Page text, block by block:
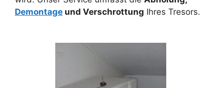
Demontage und Verschrottung Ihres Tresors.